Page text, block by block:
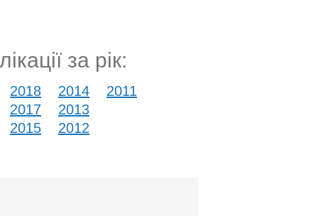
за рік:
2018 2014
2011
2017
2013
2015 2012